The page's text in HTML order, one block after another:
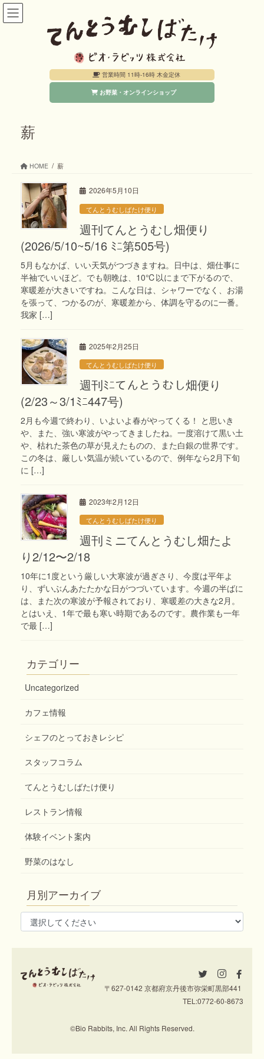
コ
ナ
営業時間 11時-16時 木金定休
お野菜・オンラインショップ
薪
HOME 薪
2026年5月10日
てんとうむしばたけ便り
週刊てんとうむし畑便り
(2026/5/10~5/16 ﾐﾆ第505号)
5月もなかば、いい天気がつづきますね。日中は、畑仕事に
半袖でいいほど。でも朝晩は、10℃以にまで下がるので、
寒暖差が大きいですね。こんな日は、シャワーでなく、お湯
を張って、つかるのが、寒暖差から、体調を守るのに一番。
我家 […]
2025年2月25日
てんとうむしばたけ便り
週刊ﾐﾆてんとうむし畑便り
(2/23～3/1ﾐﾆ447号)
2月も今週で終わり、いよいよ春がやってくる！ と思いき
や、また、強い寒波がやってきましたね。一度溶けて黒い土
や、枯れた茶色の草が見えたものの、また白銀の世界です。
この冬は、厳しい気温が続いているので、例年なら2月下旬
に […]
2023年2月12日
てんとうむしばたけ便り
週刊ミニてんとうむし畑たよ
り2/12〜2/18
10年に1度という厳しい大寒波が過ぎさり、今度は平年よ
り、ずいぶんあたたかな日がつづいています。今週の半ばに
は、また次の寒波が予報されており、寒暖差の大きな2月。
とはいえ、1年で最も寒い時期であるのです。農作業も一年
で最 […]
カテゴリー
Uncategorized
カフェ情報
シェフのとっておきレシピ
スタッフコラム
てんとうむしばたけ便り
レストラン情報
体験イベント案内
野菜のはなし
月別アーカイブ
〒627-0142 京都府京丹後市弥栄町黒部441
TEL:0772-60-8673
©Bio Rabbits, Inc. All Rights Reserved.